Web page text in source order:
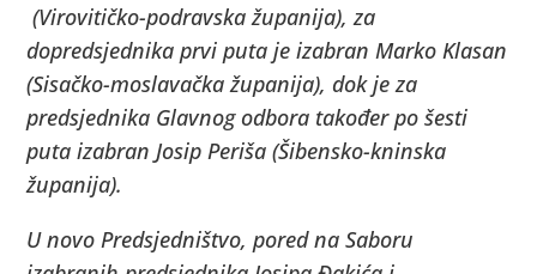
(Virovitičko-podravska županija), za
dopredsjednika prvi puta je izabran Marko Klasan
(Sisačko-moslavačka županija), dok je za
predsjednika Glavnog odbora također po šesti
puta izabran Josip Periša (Šibensko-kninska
županija).
U novo Predsjedništvo, pored na Saboru